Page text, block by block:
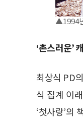
▲1994
‘촌스러운’
최상식 PD
식 집계 이
‘첫사랑’의